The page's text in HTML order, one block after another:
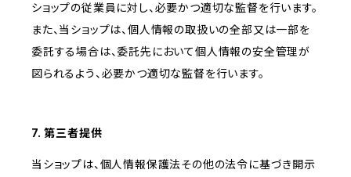
ショップの従業員に対し、必要かつ適切な監督を行います。
また、当ショップは、個人情報の取扱いの全部又は一部を
委託する場合は、委託先において個人情報の安全管理が
図られるよう、必要かつ適切な監督を行います。
7. 第三者提供
当ショップは、個人情報保護法その他の法令に基づき開示